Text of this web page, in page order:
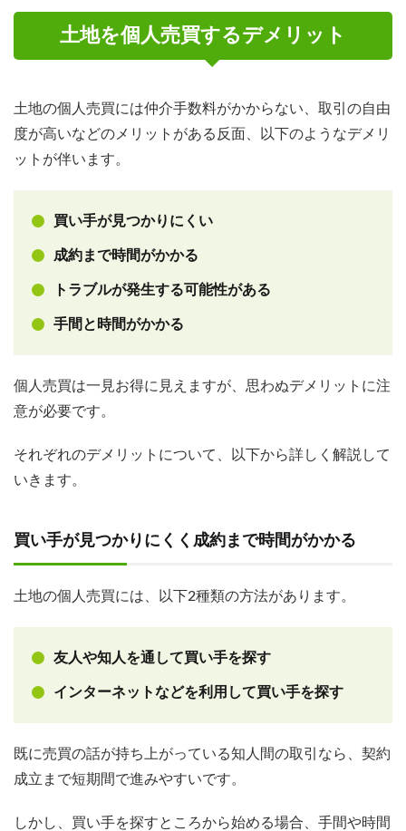
土地を個人売買するデメリット
土地の個人売買には仲介手数料がかからない、取引の自由
度が高いなどのメリットがある反面、以下のようなデメリ
ットが伴います。
買い手が見つかりにくい
成約まで時間がかかる
トラブルが発生する可能性がある
手間と時間がかかる
個人売買は一見お得に見えますが、思わぬデメリットに注
意が必要です。
それぞれのデメリットについて、以下から詳しく解説して
いきます。
買い手が見つかりにくく成約まで時間がかかる
土地の個人売買には、以下2種類の方法があります。
友人や知人を通して買い手を探す
インターネットなどを利用して買い手を探す
既に売買の話が持ち上がっている知人間の取引なら、契約
成立まで短期間で進みやすいです。
しかし、買い手を探すところから始める場合、手間や時間